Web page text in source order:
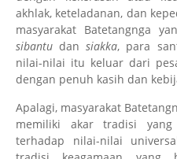
akhlak, keteladanan, dan
masyarakat Batetangnga
sibantu dansiakka, para
nilai-nilai itu keluar dari
dengan penuh kasih dan
Apalagi, masyarakat
memiliki akar tradisi
terhadap nilai-nilai